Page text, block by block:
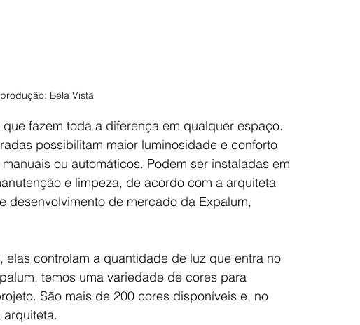
Bela Vista
fazem toda a diferença em qualquer espaço.
possibilitam maior luminosidade e conforto
ou automáticos. Podem ser instaladas em
e limpeza, de acordo com a arquiteta
desenvolvimento de mercado da Expalum,
controlam a quantidade de luz que entra no
temos uma variedade de cores para
São mais de 200 cores disponíveis e, no
arquiteta.